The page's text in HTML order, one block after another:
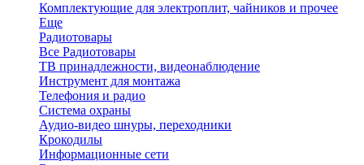
Комплектующие для электроплит, чайников и прочее
Еще
Радиотовары
Все Радиотовары
ТВ принадлежности, видеонаблюдение
Инструмент для монтажа
Телефония и радио
Система охраны
Аудио-видео шнуры, переходники
Крокодилы
Информационные сети